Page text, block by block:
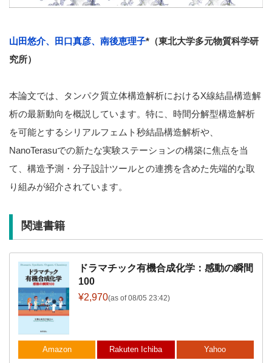
山田悠介、田口真彦、南後恵理子*（東北大学多元物質科学研
究所）
本論文では、タンパク質立体構造解析におけるX線結晶構造解
析の最新動向を概説しています。特に、時間分解型構造解析
を可能とするシリアルフェムト秒結晶構造解析や、
NanoTerasuでの新たな実験ステーションの構築に焦点を当
て、構造予測・分子設計ツールとの連携を含めた先端的な取
り組みが紹介されています。
関連書籍
ドラマチック有機合成化学：感動の瞬間
100
¥2,970(as of 08/05 23:42)
Amazon Rakuten Ichiba Yahoo